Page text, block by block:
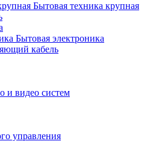
Бытовая техника крупная
Бытовая электроника
кабель
и видео систем
управления